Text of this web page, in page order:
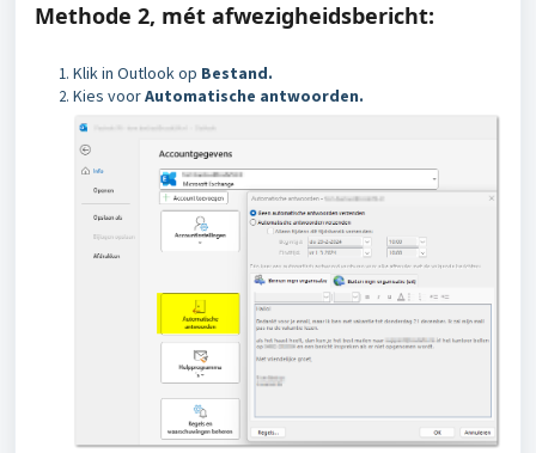
Methode 2, mét afwezigheidsbericht:
Klik in Outlook op Bestand.
Kies voorAutomatische antwoorden.